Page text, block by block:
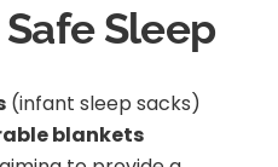
Sleep
(infant sleep sacks)
blankets